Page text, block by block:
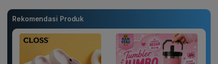
Rekomendasi Produk